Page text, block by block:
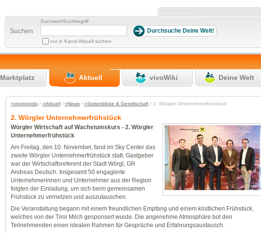
Suchen
Suchwort/Suchbegriff
nur in Kanal Aktuell suchen
Marktplatz Aktuell vivoWiki Deine Welt
»vivomondo / »Aktuell/ »News/ »Seitenblicke & Gesellschaft/ 2. Wörgler Unternehmerfrühstück
2. Wörgler Unternehmerfrühstück
Wörgler Wirtschaft auf Wachstumskurs - 2. Wörgler
Unternehmerfrühstück
Am Freitag, den 10. November, fand im Sky Center das
zweite Wörgler Unternehmerfrühstück statt. Gastgeber
war der Wirtschaftsreferent der Stadt Wörgl, GR
Andreas Deutsch. Insgesamt 50 engagierte
Unternehmerinnen und Unternehmer aus der Region
folgten der Einladung, um sich beim gemeinsamen
Frühstück zu vernetzen und auszutauschen.
Die Veranstaltung begann mit einem freundlichen Empfang und einem köstlichen Frühstück,
welches von der Tirol Milch gesponsert wurde. Die angenehme Atmosphäre bot den
Teilnehmenden einen idealen Rahmen für Gespräche und Erfahrungsaustausch.